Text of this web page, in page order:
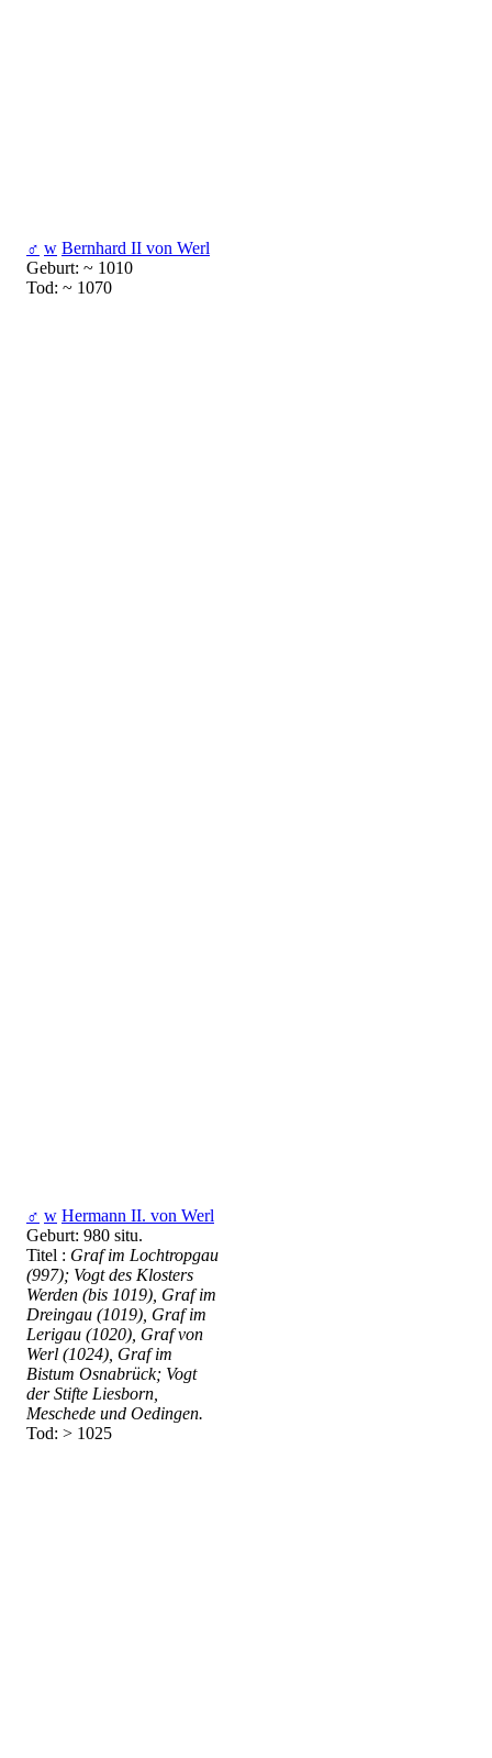
♂ w Bernhard II von Werl
Geburt: ~ 1010
Tod: ~ 1070
♂ w Hermann II. von Werl
Geburt: 980 situ.
Titel : Graf im Lochtropgau
(997); Vogt des Klosters
Werden (bis 1019), Graf im
Dreingau (1019), Graf im
Lerigau (1020), Graf von
Werl (1024), Graf im
Bistum Osnabrück; Vogt
der Stifte Liesborn,
Meschede und Oedingen.
Tod: > 1025